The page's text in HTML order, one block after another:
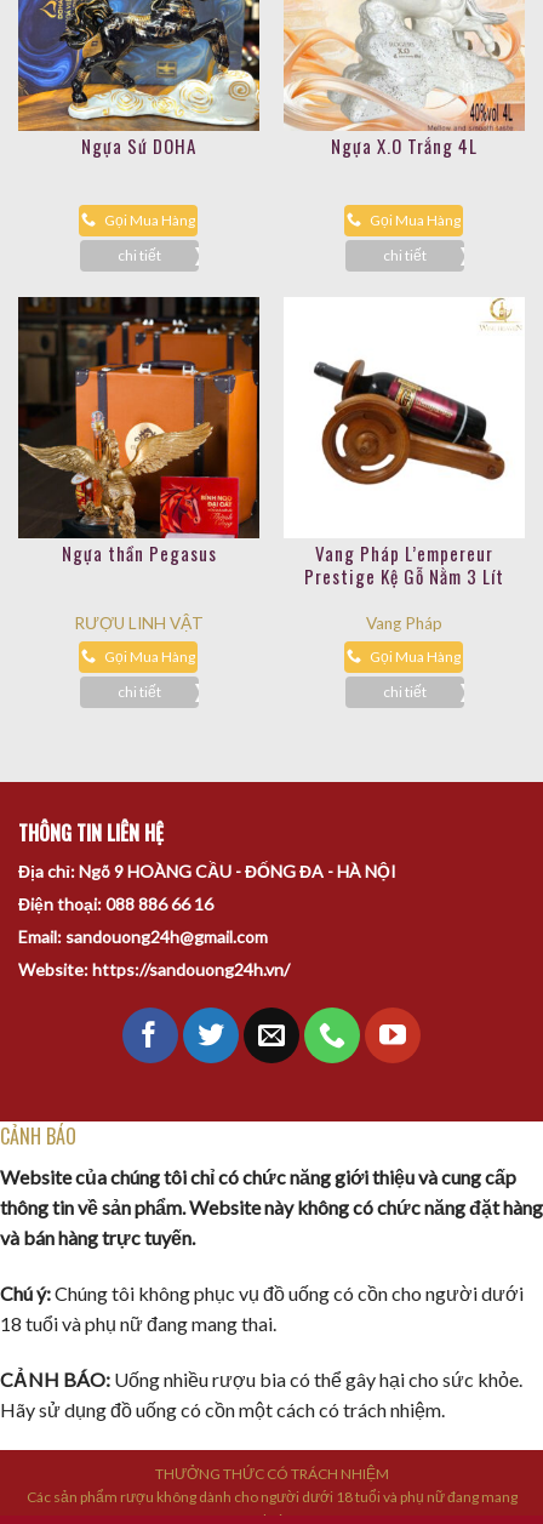
Ngựa Sứ DOHA
Gọi Mua Hàng
chi tiết
Ngựa X.O Trắng 4L
Gọi Mua Hàng
chi tiết
Ngựa thần Pegasus
RƯỢU LINH VẬT
Gọi Mua Hàng
chi tiết
Vang Pháp L’empereur
Prestige Kệ Gỗ Nằm 3 Lít
Vang Pháp
Gọi Mua Hàng
chi tiết
THÔNG TIN LIÊN HỆ
Địa chỉ: Ngõ 9 HOÀNG CẦU - ĐỐNG ĐA - HÀ NỘI
Điện thoại: 088 886 66 16
Email: sandouong24h@gmail.com
Website: https://sandouong24h.vn/
CẢNH BÁO
Website của chúng tôi chỉ có chức năng giới thiệu và cung cấp
thông tin về sản phẩm. Website này không có chức năng đặt hàng
và bán hàng trực tuyến.
Chú ý:Chúng tôi không phục vụ đồ uống có cồn cho người dưới
18 tuổi và phụ nữ đang mang thai.
CẢNH BÁO: Uống nhiều rượu bia có thể gây hại cho sức khỏe.
Hãy sử dụng đồ uống có cồn một cách có trách nhiệm.
THƯỞNG THỨC CÓ TRÁCH NHIỆM
Các sản phẩm rượu không dành cho người dưới 18 tuổi và phụ nữ đang mang
thai.